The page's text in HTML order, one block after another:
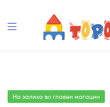
На залиха во главен магацин